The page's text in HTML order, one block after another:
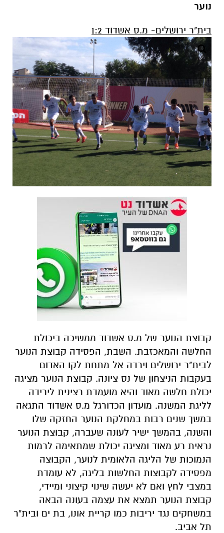
נוער
בית"ר ירושלים- מ.ס אשדוד 1:2
קבוצת הנוער של מ.ס אשדוד ממשיכה ביכולת
החלשה והמאכזבת. השבת, הפסידה קבוצת הנוער
לבית"ר ירושלים וירדה אל מתחת לקו האדום
בעקבות הניצחון של נס ציונה. קבוצת הנוער מציגה
יכולת חלשה מאוד והיא מועמדת רצינית לירידה
לליגת המשנה. מועדון הכדורגל מ.ס אשדוד התגאה
במשך שנים רבות במחלקת הנוער החזקה שלו
והשנה, בהמשך ישיר לעונה שעברה, קבוצת הנוער
נראית רע מאוד ומציגה יכולת שמתאימה לרמות
הנמוכות של הליגה הלאומית לנוער, הקבוצה
מפסידה לקבוצות החלשות בליגה, לא עומדת
במצבי לחץ ואם לא יעשה שינוי קיצוני ומיידי,
קבוצת הנוער תמצא את עצמה בעונה הבאה
במשחקים נגד יריבות כמו קריית אונו, בת ים ובית"ר
תל אביב.